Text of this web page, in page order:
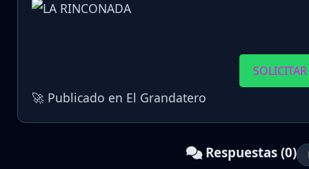
🚀 Publicado en El Grandatero
Respuestas (0)